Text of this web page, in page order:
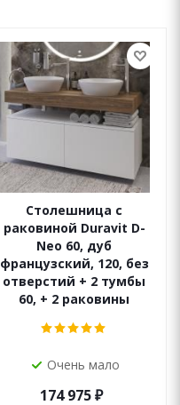
Столешница с
раковиной Duravit D-
Neo 60, дуб
французский, 120, без
отверстий + 2 тумбы
60, + 2 раковины
Очень мало
174 975₽